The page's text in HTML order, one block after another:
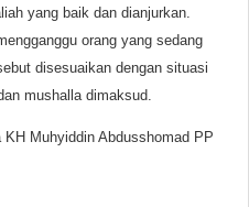
yang baik dan dianjurkan.
orang yang sedang
disesuaikan dengan situasi
mushalla dimaksud.
Muhyiddin Abdusshomad PP